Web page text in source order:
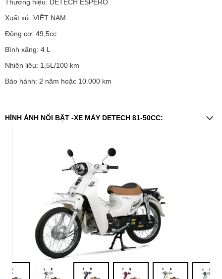
Thương hiệu: DETECH ESPERO
Xuất xứ: VIỆT NAM
Động cơ: 49,5cc
Bình xăng: 4 L
Nhiên liêu: 1,5L/100 km
Bảo hành: 2 năm hoặc 10.000 km
HÌNH ẢNH NỔI BẬT -XE MÁY DETECH 81-50CC: